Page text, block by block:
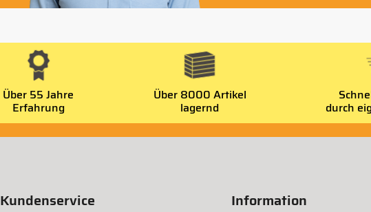
Über 55 Jahre
Erfahrung
Über 8000 Artikel
lagernd durch
Kundenservice Information